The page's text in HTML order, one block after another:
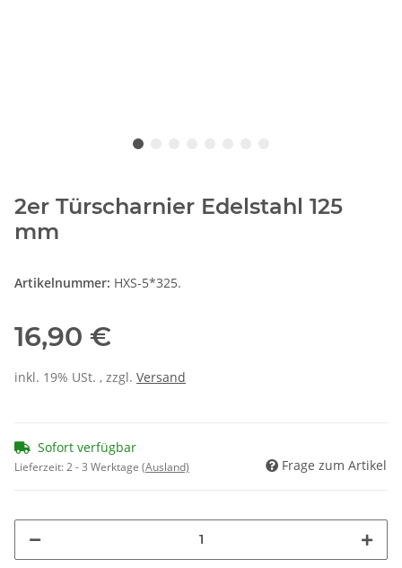
2er Türscharnier Edelstahl 125
mm
Artikelnummer: HXS-5*325.
16,90 €
inkl. 19% USt. , zzgl. Versand
Sofort verfügbar
Lieferzeit:2 - 3 Werktage (Ausland) Frage zum Artikel